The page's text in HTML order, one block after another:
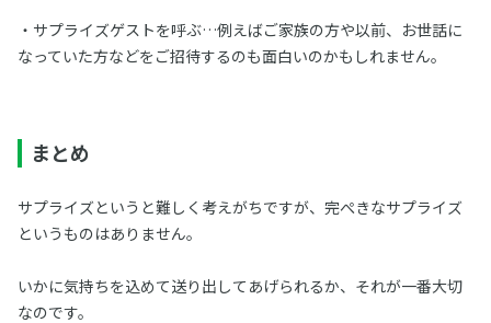
・サプライズゲストを呼ぶ…例えばご家族の方や以前、お世話に
なっていた方などをご招待するのも面白いのかもしれません。
まとめ
サプライズというと難しく考えがちですが、完ぺきなサプライズ
というものはありません。
いかに気持ちを込めて送り出してあげられるか、それが一番大切
なのです。